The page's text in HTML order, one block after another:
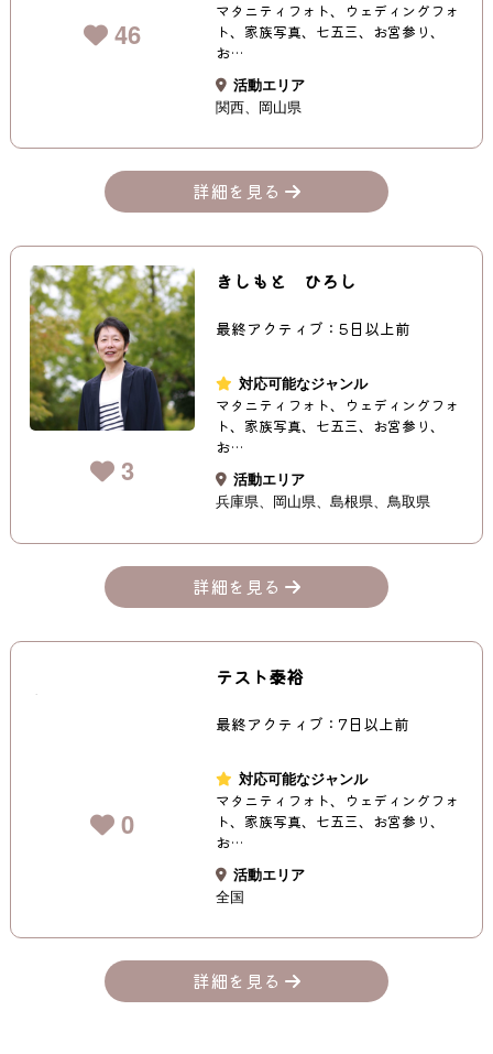
46
マタニティフォト、ウェディングフォ
ト、家族写真、七五三、お宮参り、
お…
活動エリア
関西
岡山県
詳細を見る
3
きしもと ひろし
最終アクティブ：5日以上前
対応可能なジャンル
マタニティフォト、ウェディングフォ
ト、家族写真、七五三、お宮参り、
お…
活動エリア
兵庫県
岡山県 島根県 鳥取県
詳細を見る
0
テスト泰裕
最終アクティブ：7日以上前
対応可能なジャンル
マタニティフォト、ウェディングフォ
ト、家族写真、七五三、お宮参り、
お…
活動エリア
全国
詳細を見る